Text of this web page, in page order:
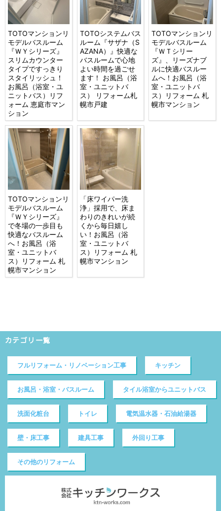
TOTOマンションリ
モデルバスルーム
『ＷＹシリーズ』
スリムカウンター
タイプですっきり
スタイリッシュ！
お風呂（浴室・ユ
ニットバス）リフ
ォーム 恵庭市マン
ション
TOTOシステムバス
ルーム『サザナ（S
AZANA）』快適な
バスルームで心地
よい時間を過ごせ
ます！ お風呂（浴
室・ユニットバ
ス） リフォーム札
幌市戸建
TOTOマンションリ
モデルバスルーム
『ＷＴシリー
ズ』、リーズナブ
ルに快適バスルー
ムへ！お風呂（浴
室・ユニットバ
ス）リフォーム 札
幌市マンション
TOTOマンションリ
モデルバスルーム
『ＷＹシリーズ』
で冬場の一歩目も
快適なバスルーム
へ！お風呂（浴
室・ユニットバ
ス）リフォーム 札
幌市マンション
「床ワイパー洗
浄」採用で、床ま
わりのきれいが続
くから毎日嬉し
い！お風呂（浴
室・ユニットバ
ス）リフォーム 札
幌市マンション
カテゴリ一覧
フルリフォーム・リノベーション工事 キッチン
お風呂・浴室・バスルーム タイル浴室からユニットバス
洗面化粧台 トイレ 電気温水器・石油給湯器
壁・床工事 建具工事 外回り工事
その他のリフォーム